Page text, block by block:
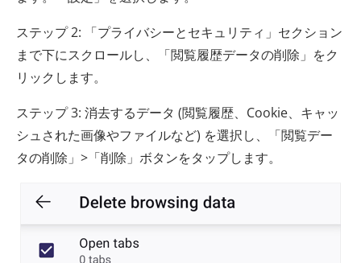
ステップ 2: 「プライバシーとセキュリティ」セクション
まで下にスクロールし、「閲覧履歴データの削除」をク
リックします。
ステップ 3: 消去するデータ (閲覧履歴、Cookie、キャッ
シュされた画像やファイルなど) を選択し、「閲覧デー
タの削除」>「削除」ボタンをタップします。